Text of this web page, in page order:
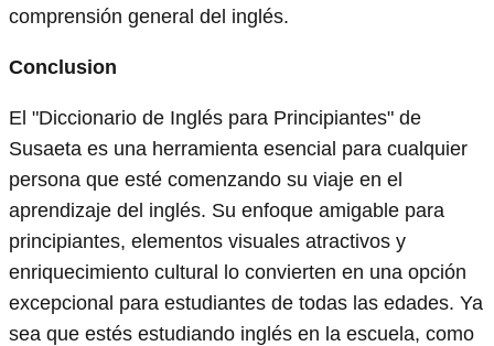
comprensión general del inglés.
Conclusion
El "Diccionario de Inglés para Principiantes" de
Susaeta es una herramienta esencial para cualquier
persona que esté comenzando su viaje en el
aprendizaje del inglés. Su enfoque amigable para
principiantes, elementos visuales atractivos y
enriquecimiento cultural lo convierten en una opción
excepcional para estudiantes de todas las edades. Ya
sea que estés estudiando inglés en la escuela, como